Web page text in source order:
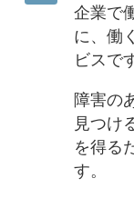
企業で
に、働
ビスで
障害の
見つけ
を得る
す。